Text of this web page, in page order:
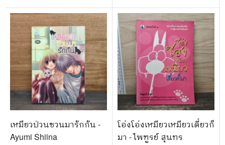
เหมียวป่วนชวนมารักกัน -
Ayumi Shiina
โอ่งโอ่งเหมียวเหมียวเดี๋ยวก็
มา - ไพฑูรย์ สุนทร